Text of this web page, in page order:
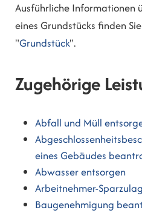
Ausführliche Informationen
eines Grundstücks finden
"Grundstück".
Zugehörige
Abfall und Müll
eines Gebäudes
Abwasser entsorgen
Arbeitnehmer-
Baugenehmigung